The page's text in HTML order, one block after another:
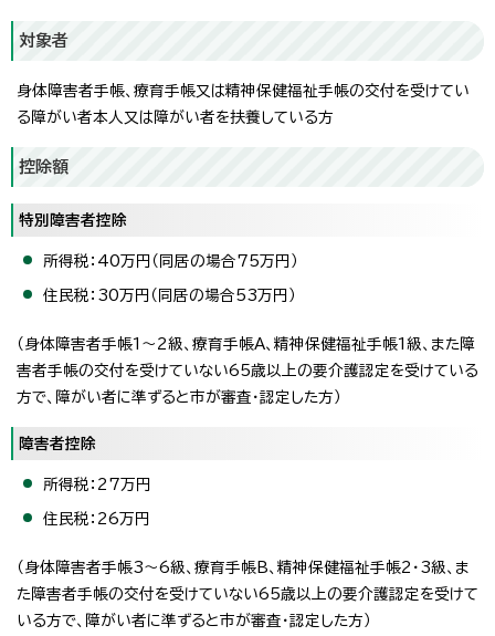
対象者
身体障害者手帳、療育手帳又は精神保健福祉手帳の交付を受けてい
る障がい者本人又は障がい者を扶養している方
控除額
特別障害者控除
所得税：40万円（同居の場合75万円）
住民税：30万円（同居の場合53万円）
（身体障害者手帳1～2級、療育手帳A、精神保健福祉手帳1級、また障
害者手帳の交付を受けていない65歳以上の要介護認定を受けている
方で、障がい者に準ずると市が審査・認定した方）
障害者控除
所得税：27万円
住民税：26万円
（身体障害者手帳3～6級、療育手帳B、精神保健福祉手帳2・3級、ま
た障害者手帳の交付を受けていない65歳以上の要介護認定を受けて
いる方で、障がい者に準ずると市が審査・認定した方）